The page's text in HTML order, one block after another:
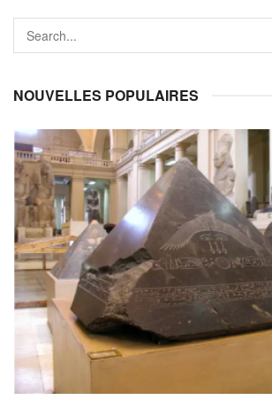
NOUVELLES POPULAIRES